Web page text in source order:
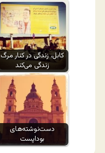
کابل، زندگی در کنار مرگ
زندگی می‌کند
دست‌نوشته‌های
بوداپست